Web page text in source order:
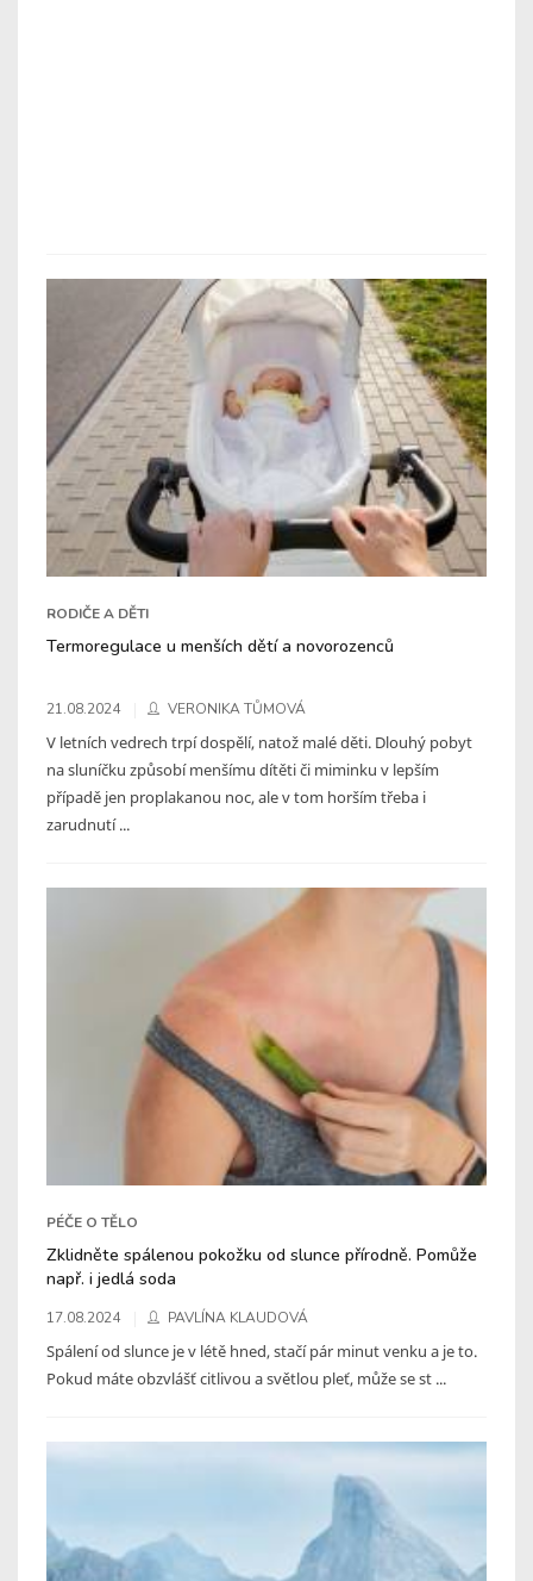
RODIČE A DĚTI
Termoregulace u menších dětí a novorozenců
21.08.2024 VERONIKA TŮMOVÁ
V letních vedrech trpí dospělí, natož malé děti. Dlouhý pobyt
na sluníčku způsobí menšímu dítěti či miminku v lepším
případě jen proplakanou noc, ale v tom horším třeba i
zarudnutí ...
PÉČE O TĚLO
Zklidněte spálenou pokožku od slunce přírodně. Pomůže
např. i jedlá soda
17.08.2024 PAVLÍNA KLAUDOVÁ
Spálení od slunce je v létě hned, stačí pár minut venku a je to.
Pokud máte obzvlášť citlivou a světlou pleť, může se st ...